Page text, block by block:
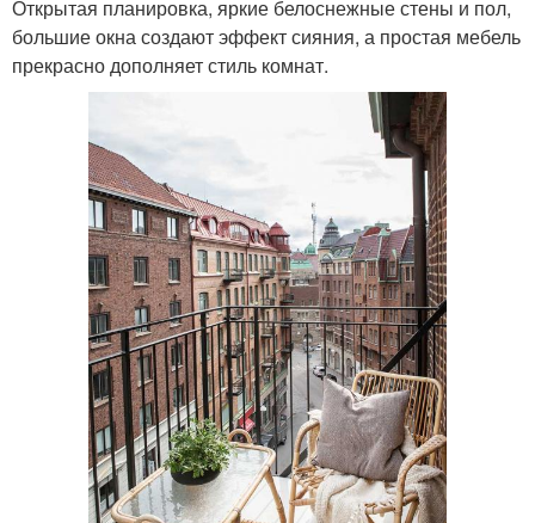
Открытая планировка, яркие белоснежные стены и пол,
большие окна создают эффект сияния, а простая мебель
прекрасно дополняет стиль комнат.